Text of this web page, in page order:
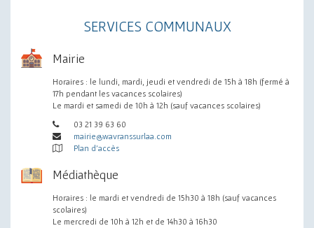
SERVICES COMMUNAUX
Mairie
Horaires : le lundi, mardi, jeudi et vendredi de 15h à 18h (fermé à
17h pendant les vacances scolaires)
Le mardi et samedi de 10h à 12h (sauf vacances scolaires)
03 21 39 63 60
mairie@wavranssurlaa.com
Plan d'accès
Médiathèque
Horaires : le mardi et vendredi de 15h30 à 18h (sauf vacances
scolaires)
Le mercredi de 10h à 12h et de 14h30 à 16h30